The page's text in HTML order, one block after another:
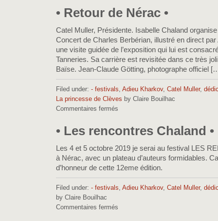
BOUM
•
• Retour de Nérac •
Catel Muller, Présidente. Isabelle Chaland
Concert de Charles Berbérian, illustré en direct
une visite guidée de l’exposition qui lui est
Tanneries. Sa carrière est revisitée dans ce très
Baïse. Jean-Claude Götting, photographe officiel
Filed under: - festivals, Adieu Kharkov, Catel Muller,
La princesse de Clèves by Claire Bouilhac
Commentaires fermés
de
•
• Les rencontres Chaland •
Les 4 et 5 octobre 2019 je serai au festival LES
à Nérac, avec un plateau d’auteurs formidables.
d’honneur de cette 12eme édition.
Filed under: - festivals, Adieu Kharkov, Catel Muller,
by Claire Bouilhac
Commentaires fermés